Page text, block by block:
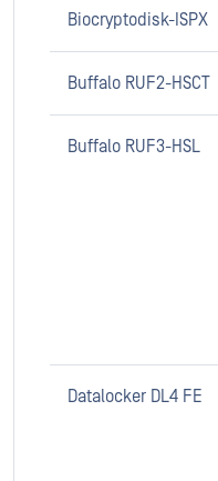
Biocryptodisk-ISPX
Buffalo RUF2-HSCT
Buffalo RUF3-HSL
Datalocker DL4 FE